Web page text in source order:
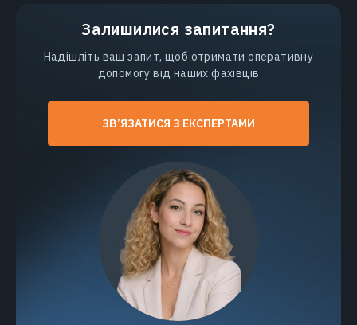
Залишилися запитання?
Надішліть ваш запит, щоб отримати оперативну
допомогу від наших фахівців
ЗВ’ЯЗАТИСЯ З ЕКСПЕРТАМИ